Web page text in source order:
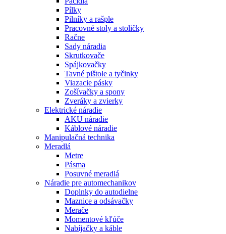
Pílky
Pilníky a rašple
Pracovné stoly a stoličky
Račne
Sady náradia
Skrutkovače
Spájkovačky
Tavné pištole a tyčinky
Viazacie pásky
Zošívačky a spony
Zveráky a zvierky
Elektrické náradie
AKU náradie
Káblové náradie
Manipulačná technika
Meradlá
Metre
Pásma
Posuvné meradlá
Náradie pre automechanikov
Doplnky do autodielne
Maznice a odsávačky
Merače
Momentové kľúče
Nabíjačky a káble